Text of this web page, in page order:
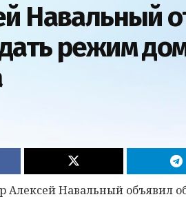
Навальный
режим
Алексей Навальный объявил